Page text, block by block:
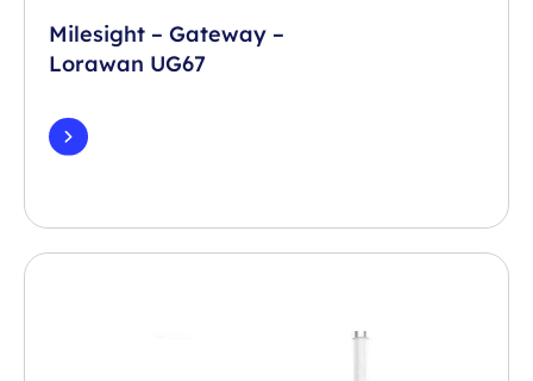
Milesight – Gateway –
Lorawan UG67